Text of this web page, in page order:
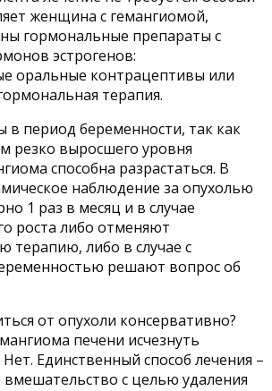
женщина с гемангиомой,
гормональные препараты с
эстрогенов:
оральные контрацептивы или
терапия.
период беременности, так как
резко выросшего уровня
способна разрастаться. В
наблюдение за опухолью
1 раз в месяц и в случае
роста либо отменяют
терапию, либо в случае с
решают вопрос об
от опухоли консервативно?
печени исчезнуть
Единственный способ лечения –
с целью удаления